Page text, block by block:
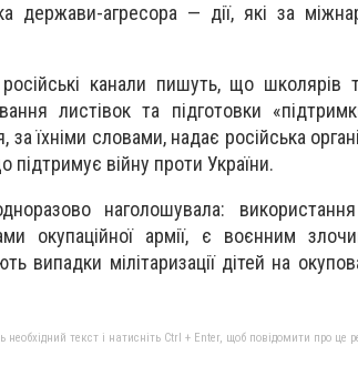
держави-агресора — дії, які за
російські канали пишуть, що
листівок та підготовки
за їхніми словами, надає російська
підтримує війну проти України.
наголошувала:
окупаційної армії, є воєнним
випадки мілітаризації дітей на
текст і натисніть Ctrl + Enter, щоб повідомити про це